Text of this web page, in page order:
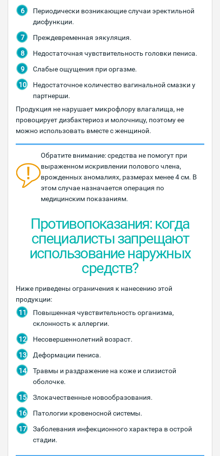
Периодически возникающие случаи эректильной
дисфункции.
Преждевременная эякуляция.
Недостаточная чувствительность головки пениса.
Слабые ощущения при оргазме.
Недостаточное количество вагинальной смазки у
партнерши.
Продукция не нарушает микрофлору влагалища, не
провоцирует дизбактериоз и молочницу, поэтому ее
можно использовать вместе с женщиной.
Обратите внимание: средства не помогут при
выраженном искривлении полового члена,
врожденных аномалиях, размерах менее 4 см. В
этом случае назначается операция по
медицинским показаниям.
Противопоказания: когда
специалисты запрещают
использование наружных
средств?
Ниже приведены ограничения к нанесению этой
продукции:
Повышенная чувствительность организма,
склонность к аллергии.
Несовершеннолетний возраст.
Деформации пениса.
Травмы и раздражение на коже и слизистой
оболочке.
Злокачественные новообразования.
Патологии кровеносной системы.
Заболевания инфекционного характера в острой
стадии.